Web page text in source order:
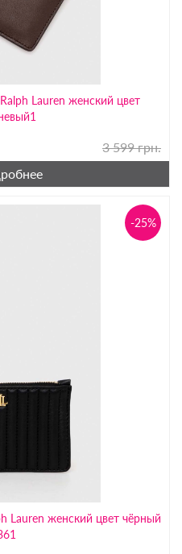
Lauren женский цвет
3 599 грн.
Lauren женский цвет чёрный
-25%